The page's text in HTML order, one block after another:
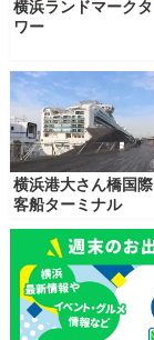
横浜ランドマークタ
ワー
横浜港大さん橋国際
客船ターミナル